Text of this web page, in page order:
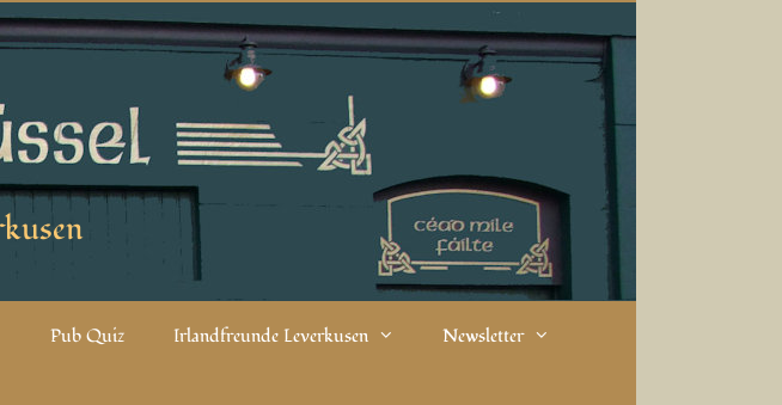
Pub Quiz Irlandfreunde Leverkusen Newsletter